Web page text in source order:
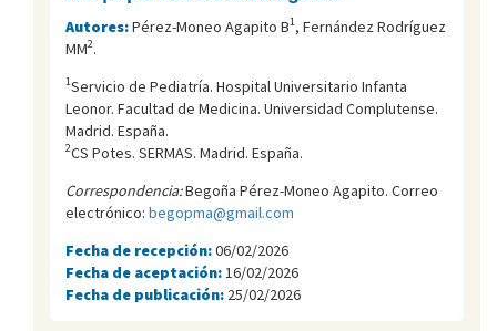
Autores:Pérez-Moneo Agapito B1, Fernández Rodríguez
MM2.
1Servicio de Pediatría. Hospital Universitario Infanta
Leonor. Facultad de Medicina. Universidad Complutense.
Madrid. España.
2CS Potes. SERMAS. Madrid. España.
Correspondencia:Begoña Pérez-Moneo Agapito. Correo
electrónico: begopma@gmail.com
Fecha de recepción:06/02/2026
Fecha de aceptación: 16/02/2026
Fecha de publicación: 25/02/2026